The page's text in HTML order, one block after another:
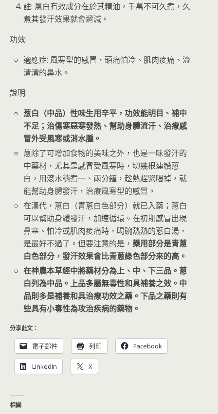
註: 蔥白有效成分在於其精油，千萬不可久煮，久
煮其發汗效果就會遞減。
功效:
適應症: 風寒型的感冒，頭痛怕冷、肌肉痠痛、流
清清的鼻水。
說明:
葱白（中品）性味生用辛平，功效能明目、補中
不足；治傷寒惡寒發熱、幫助身體流汗、治療感
冒外受風寒或消水腫。
蔥除了可增加食物的美味之外，也是一味發汗的
中藥材，尤其是感冒受風寒時，切幾根連鬚蔥
白，用滾水稍煮一、兩分鐘，趁熱趕緊喝掉，就
能幫助身體發汗，治療風寒型的感冒。
在漢代，蔥白（青蔥白色部分）就已入藥；蔥白
可以幫助身體發汗，加速循環。在初期感冒出現
鼻塞、怕冷或肌肉痠痛時，喝碗熱熱的蔥白湯，
是最好不過了。但要注意的是， 藥用部分是青蔥
白色部分，發汗效果會比青蔥綠色部分來的高。
在神農本草經中將藥材分為上、中、下三品。蔥
白列為中品。上品多屬無毒性和具補養之效。中
品則多是補養和具治療功效之藥。下品之藥則有
些具有小毒性為攻治疾病的藥物。
分享此文：
電子郵件 列印 Facebook
LinkedIn X
相關